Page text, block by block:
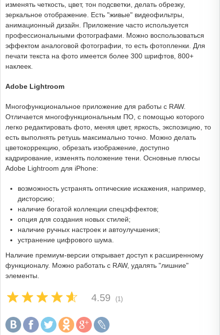
изменять четкость, цвет, тон подсветки, делать обрезку,
зеркальное отображение. Есть "живые" видеофильтры,
анимационный дизайн. Приложение часто используется
профессиональными фотографами. Можно воспользоваться
эффектом аналоговой фотографии, то есть фотопленки. Для
печати текста на фото имеется более 300 шрифтов, 800+
наклеек.
Adobe Lightroom
Многофункциональное приложение для работы с RAW.
Отличается многофункциональным ПО, с помощью которого
легко редактировать фото, меняя цвет, яркость, экспозицию, то
есть выполнять ретушь максимально точно. Можно делать
цветокоррекцию, обрезать изображение, доступно
кадрирование, изменять положение тени. Основные плюсы
Adobe Lightroom для iPhone:
возможность устранять оптические искажения, например,
дисторсию;
наличие богатой коллекции спецэффектов;
опция для создания новых стилей;
наличие ручных настроек и автоулучшения;
устранение цифрового шума.
Наличие премиум-версии открывает доступ к расширенному
функционалу. Можно работать с RAW, удалять "лишние"
элементы.
4.59 (1)